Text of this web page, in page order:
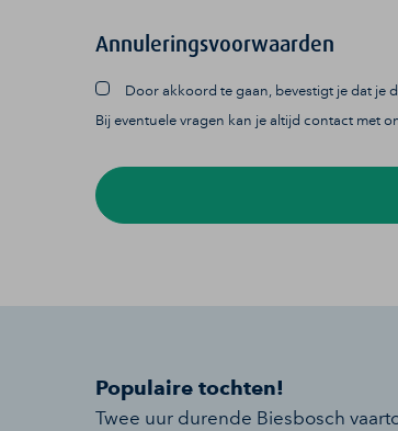
Annuleringsvoorwaarden
Door akkoord te gaan, bevestigt je dat je
Bij eventuele vragen kan je altijd contact met
Populaire tochten!
Twee uur durende Biesbosch